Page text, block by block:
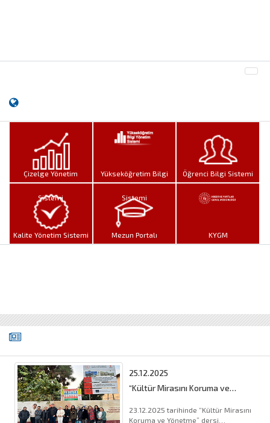
Çizelge Yönetim
Sistemi
Yükseköğretim Bilgi
Sistemi
Öğrenci Bilgi Sistemi
Kalite Yönetim Sistemi Mezun Portalı KYGM
25.12.2025
“Kültür Mirasını Koruma ve
Şanlıurfa Kent Merkezindeki
Çeşitli Yapılara Ziyaret
23.12.2025 tarihinde “Kültür Mirasını
Koruma ve Yönetme” dersi